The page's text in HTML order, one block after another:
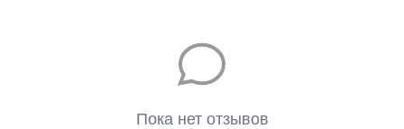
Пока нет отзывов